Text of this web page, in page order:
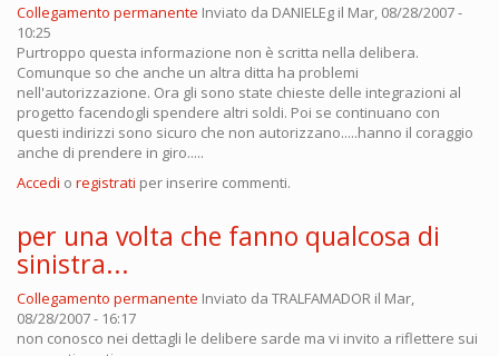
Collegamento permanente Inviato da DANIELEg il Mar, 08/28/2007 -
10:25
Purtroppo questa informazione non è scritta nella delibera.
Comunque so che anche un altra ditta ha problemi
nell'autorizzazione. Ora gli sono state chieste delle integrazioni al
progetto facendogli spendere altri soldi. Poi se continuano con
questi indirizzi sono sicuro che non autorizzano.....hanno il coraggio
anche di prendere in giro.....
Accedi o registrati per inserire commenti.
per una volta che fanno qualcosa di
sinistra...
Collegamento permanente Inviato da TRALFAMADOR il Mar,
08/28/2007 - 16:17
non conosco nei dettagli le delibere sarde ma vi invito a riflettere sui